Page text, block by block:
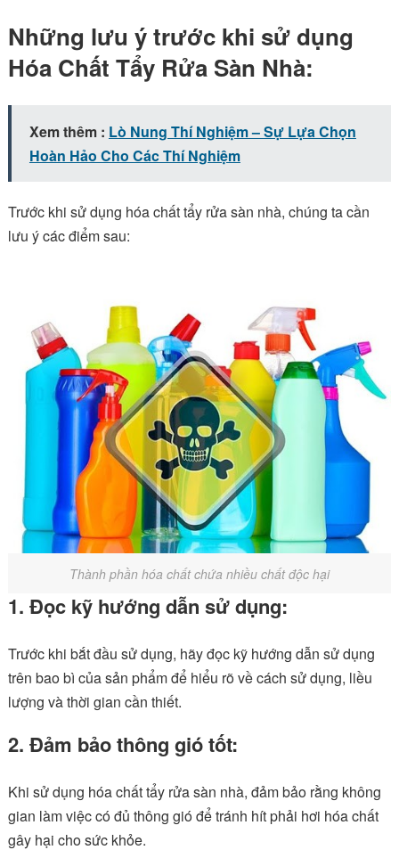
Những lưu ý trước khi sử dụng
Hóa Chất Tẩy Rửa Sàn Nhà:
Xem thêm : Lò Nung Thí Nghiệm – Sự Lựa Chọn
Hoàn Hảo Cho Các Thí Nghiệm
Trước khi sử dụng hóa chất tẩy rửa sàn nhà, chúng ta cần
lưu ý các điểm sau:
Thành phần hóa chất chứa nhiều chất độc hại
1. Đọc kỹ hướng dẫn sử dụng:
Trước khi bắt đầu sử dụng, hãy đọc kỹ hướng dẫn sử dụng
trên bao bì của sản phẩm để hiểu rõ về cách sử dụng, liều
lượng và thời gian cần thiết.
2. Đảm bảo thông gió tốt:
Khi sử dụng hóa chất tẩy rửa sàn nhà, đảm bảo rằng không
gian làm việc có đủ thông gió để tránh hít phải hơi hóa chất
gây hại cho sức khỏe.